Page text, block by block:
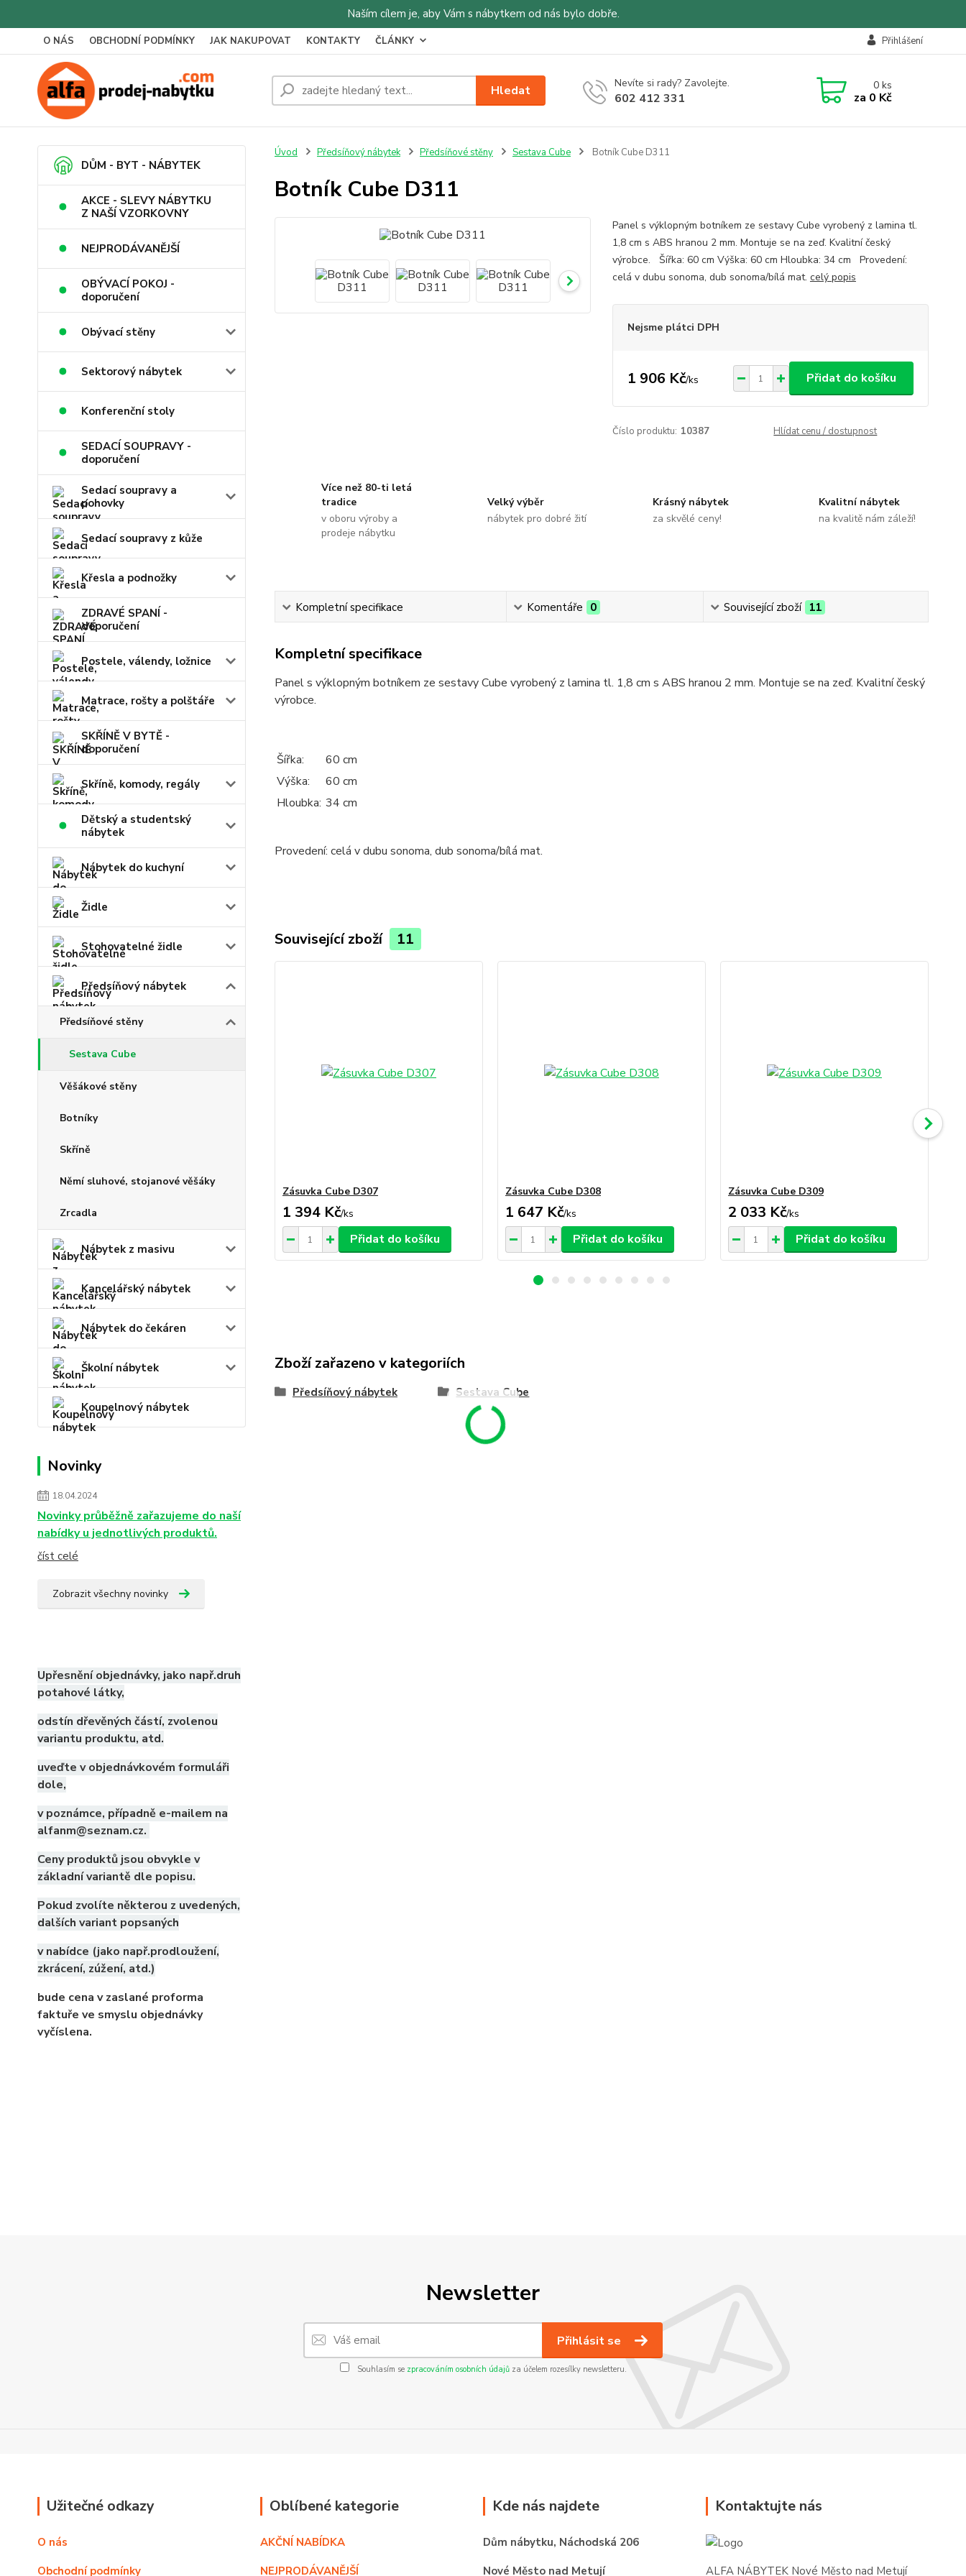
Naším cílem je, aby Vám s nábytkem od nás bylo dobře.
O NÁS OBCHODNÍ PODMÍNKY JAK NAKUPOVAT KONTAKTY ČLÁNKY Přihlášení
Hledat Nevíte si rady? Zavolejte.
602 412 331
0ks
za 0 Kč
DŮM - BYT - NÁBYTEK
AKCE - SLEVY NÁBYTKU
Z NAŠÍ VZORKOVNY
NEJPRODÁVANĚJŠÍ
OBÝVACÍ POKOJ -
doporučení
Obývací stěny
Sektorový nábytek
Konferenční stoly
SEDACÍ SOUPRAVY -
doporučení
Sedací soupravy a
pohovky
Sedací soupravy z kůže
Křesla a podnožky
ZDRAVÉ SPANÍ -
doporučení
Postele, válendy, ložnice
Matrace, rošty a polštáře
SKŘÍNĚ V BYTĚ -
doporučení
Skříně, komody, regály
Dětský a studentský
nábytek
Nábytek do kuchyní
Židle
Stohovatelné židle
Předsíňový nábytek
Předsíňové stěny
Sestava Cube
Věšákové stěny
Botníky
Skříně
Němí sluhové, stojanové věšáky
Zrcadla
Nábytek z masivu
Kancelářský nábytek
Nábytek do čekáren
Školní nábytek
Koupelnový nábytek
Novinky
18.04.2024
Novinky průběžně zařazujeme do naší
nabídky u jednotlivých produktů.
číst celé
Zobrazit všechny novinky
Upřesnění objednávky, jako např.druh
potahové látky,
odstín dřevěných částí, zvolenou
variantu produktu, atd.
uveďte v objednávkovém formuláři
dole,
v poznámce, případně e-mailem na
alfanm@seznam.cz.
Ceny produktů jsou obvykle v
základní variantě dle popisu.
Pokud zvolíte některou z uvedených,
dalších variant popsaných
v nabídce (jako např.prodloužení,
zkrácení, zúžení, atd.)
bude cena v zaslané proforma
faktuře ve smyslu objednávky
vyčíslena.
Úvod Předsíňový nábytek Předsíňové stěny Sestava Cube Botník Cube D311
Botník Cube D311
Panel s výklopným botníkem ze sestavy Cube vyrobený z lamina tl.
1,8 cm s ABS hranou 2 mm. Montuje se na zeď. Kvalitní český
výrobce. Šířka: 60 cm Výška: 60 cm Hloubka: 34 cm Provedení:
celá v dubu sonoma, dub sonoma/bílá mat. celý popis
Nejsme plátci DPH
1 906 Kč/ks Přidat do košíku
Číslo produktu: 10387 Hlídat cenu / dostupnost
Více než 80-ti letá
tradice
v oboru výroby a
prodeje nábytku
Velký výběr
nábytek pro dobré žití
Krásný nábytek
za skvělé ceny!
Kvalitní nábytek
na kvalitě nám záleží!
Kompletní specifikace Komentáře 0 Související zboží 11
Kompletní specifikace
Panel s výklopným botníkem ze sestavy Cube vyrobený z lamina tl. 1,8 cm s ABS hranou 2 mm. Montuje se na zeď. Kvalitní český
výrobce.
Šířka:
60 cm
Výška:
60 cm
Hloubka: 34 cm
Provedení: celá v dubu sonoma, dub sonoma/bílá mat.
Související zboží 11
Zásuvka Cube D307
1 394 Kč/ks
Přidat do košíku
Zásuvka Cube D308
1 647 Kč/ks
Přidat do košíku
Zásuvka Cube D309
2 033 Kč/ks
Přidat do košíku
Zboží zařazeno v kategoriích
Předsíňový nábytek Sestava Cube
Newsletter
Přihlásit se
Souhlasím se zpracováním osobních údajůza účelem rozesílky newsletteru.
Užitečné odkazy
O nás
Obchodní podmínky
Oblíbené kategorie
AKČNÍ NABÍDKA
NEJPRODÁVANĚJŠÍ
Kde nás najdete
Dům nábytku, Náchodská 206
Nové Město nad Metují
Kontaktujte nás
ALFA NÁBYTEK Nové Město nad Metují